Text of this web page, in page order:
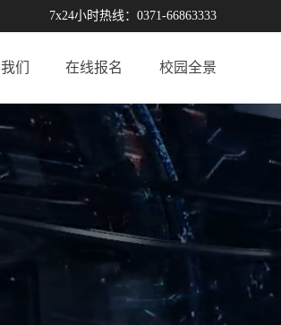
7x24小时热线：0371-66863333
们 在线报名 校园全景